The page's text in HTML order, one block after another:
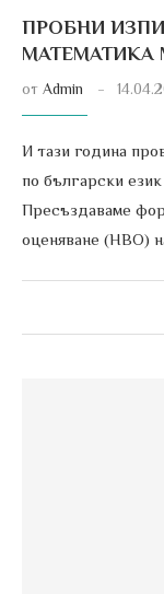
ПРОБНИ
МАТЕМАТИКА
от Admin
И тази година
по български
Пресъздаваме
оценяване (НВО)